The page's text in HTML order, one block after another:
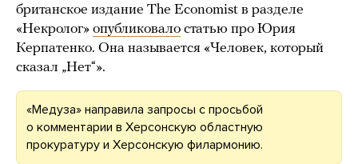
британское издание The Economist в разделе
«Некролог» опубликовало статью про Юрия
Керпатенко. Она называется «Человек, который
сказал „Нет“».
«Медуза» направила запросы с просьбой
о комментарии в Херсонскую областную
прокуратуру и Херсонскую филармонию.